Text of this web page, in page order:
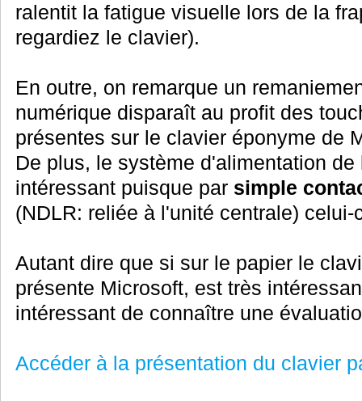
ralentit la fatigue visuelle lors de la
regardiez le clavier).
En outre, on remarque un
numérique disparaît au profit des
présentes sur le clavier éponyme de
De plus, le système d'alimentation
intéressant puisque par simple
(NDLR: reliée à l'unité centrale)
Autant dire que si sur le papier le
présente Microsoft, est très
intéressant de connaître une
Accéder à la présentation du clavier